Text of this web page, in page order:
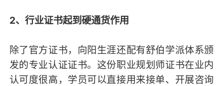
2、行业证书起到硬通货作用
除了官方证书，向阳生涯还配有舒伯学派体系颁
发的专业认证证书。这份职业规划师证书在业内
认可度很高，学员可以直接用来接单、开展咨询